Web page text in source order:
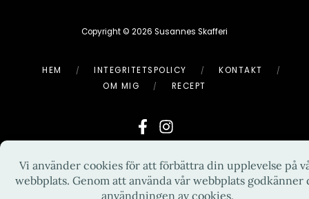
Copyright © 2026 Susannes Skafferi
HEM INTEGRITETSPOLICY
KONTAKT
OM MIG
RECEPT